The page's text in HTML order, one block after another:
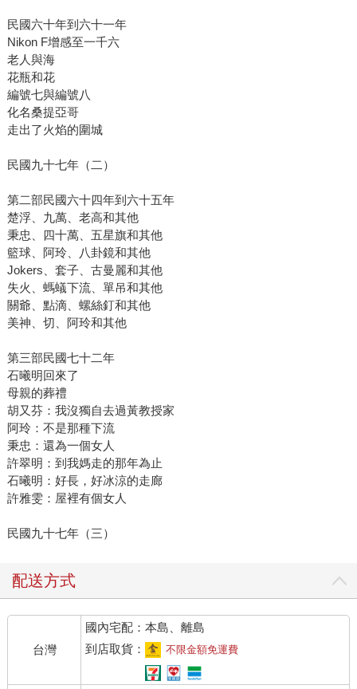
民國六十年到六十一年
Nikon F增感至一千六
老人與海
花瓶和花
編號七與編號八
化名桑提亞哥
走出了火焰的圍城
民國九十七年（二）
第二部民國六十四年到六十五年
楚浮、九萬、老高和其他
秉忠、四十萬、五星旗和其他
籃球、阿玲、八卦鏡和其他
Jokers、套子、古曼麗和其他
失火、螞蟻下流、單吊和其他
關爺、點滴、螺絲釘和其他
美神、切、阿玲和其他
第三部民國七十二年
石曦明回來了
母親的葬禮
胡又芬：我沒獨自去過黃教授家
阿玲：不是那種下流
秉忠：還為一個女人
許翠明：到我媽走的那年為止
石曦明：好長，好冰涼的走廊
許雅雯：屋裡有個女人
民國九十七年（三）
配送方式
台灣
國內宅配：本島、離島
到店取貨：
不限金額免運費